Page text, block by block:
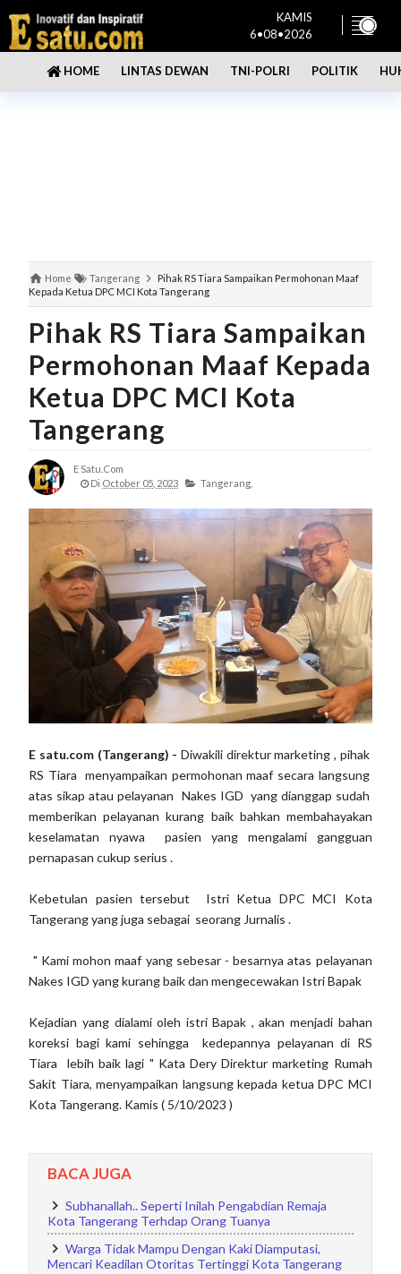
KAMIS
6•08•2026
HOME LINTAS DEWAN TNI-POLRI POLITIK
Home Tangerang
Pihak RS Tiara Sampaikan Permohonan Maaf
Kepada Ketua DPC MCI Kota Tangerang
Pihak RS Tiara Sampaikan
Permohonan Maaf Kepada
Ketua DPC MCI Kota
Tangerang
E Satu.com
Di October 05, 2023 Tangerang,
E satu.com (Tangerang) - Diwakili direktur marketing , pihak
RS Tiara menyampaikan permohonan maaf secara langsung
atas sikap atau pelayanan Nakes IGD yang dianggap sudah
memberikan pelayanan kurang baik bahkan membahayakan
keselamatan nyawa pasien yang mengalami gangguan
pernapasan cukup serius .
Kebetulan pasien tersebut Istri Ketua DPC MCI Kota
Tangerang yang juga sebagai seorang Jurnalis .
" Kami mohon maaf yang sebesar - besarnya atas pelayanan
Nakes IGD yang kurang baik dan mengecewakan Istri Bapak
Kejadian yang dialami oleh istri Bapak , akan menjadi bahan
koreksi bagi kami sehingga kedepannya pelayanan di RS
Tiara lebih baik lagi " Kata Dery Direktur marketing Rumah
Sakit Tiara, menyampaikan langsung kepada ketua DPC MCI
Kota Tangerang. Kamis ( 5/10/2023 )
BACA JUGA
Subhanallah.. Seperti Inilah Pengabdian Remaja
Kota Tangerang Terhdap Orang Tuanya
Warga Tidak Mampu Dengan Kaki Diamputasi,
Mencari Keadilan Otoritas Tertinggi Kota Tangerang